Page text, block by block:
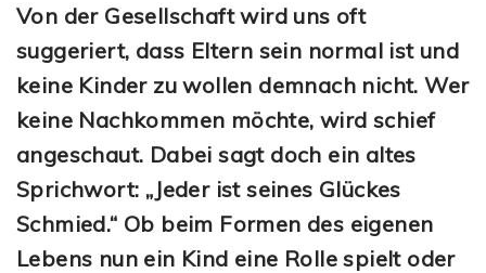
Von der Gesellschaft wird uns oft
suggeriert, dass Eltern sein normal ist und
keine Kinder zu wollen demnach nicht. Wer
keine Nachkommen möchte, wird schief
angeschaut. Dabei sagt doch ein altes
Sprichwort: „Jeder ist seines Glückes
Schmied.“ Ob beim Formen des eigenen
Lebens nun ein Kind eine Rolle spielt oder